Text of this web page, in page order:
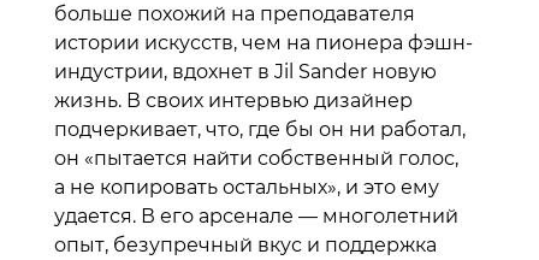
больше похожий на преподавателя
истории искусств, чем на пионера фэшн-
индустрии, вдохнет в Jil Sander новую
жизнь. В своих интервью дизайнер
подчеркивает, что, где бы он ни работал,
он «пытается найти собственный голос,
а не копировать остальных», и это ему
удается. В его арсенале — многолетний
опыт, безупречный вкус и поддержка